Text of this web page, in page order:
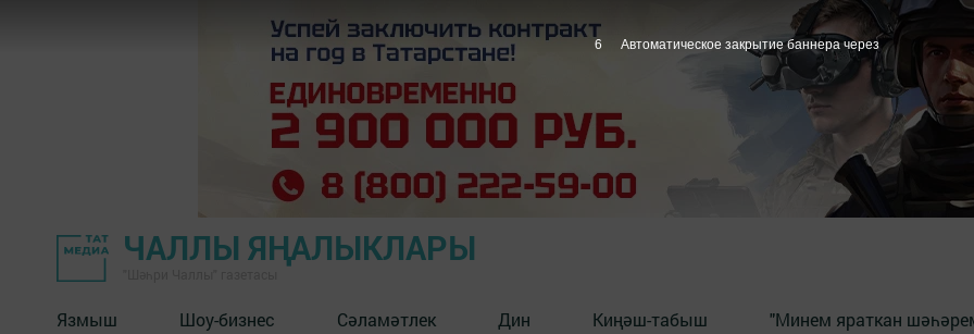
ЧАЛЛЫ ЯҢАЛЫКЛАРЫ
Язмыш Шоу-бизнес Сәламәтлек Дин Киңәш-табыш "Минем яраткан
5 Автоматическое закрытие баннера через